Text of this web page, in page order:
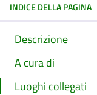
INDICE DELLA PAGINA
Descrizione
A cura di
Luoghi collegati